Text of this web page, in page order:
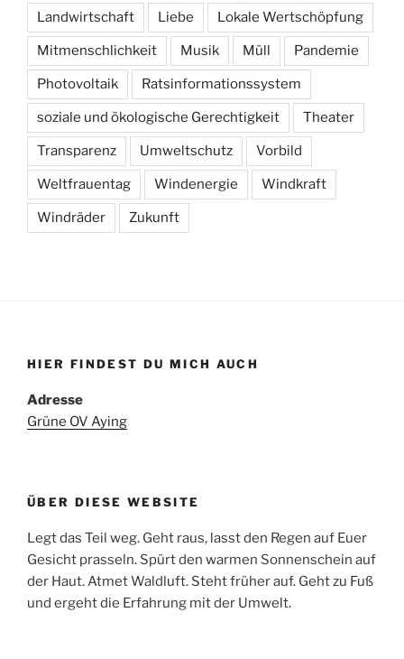
Landwirtschaft Liebe Lokale Wertschöpfung
Mitmenschlichkeit Musik Müll Pandemie
Photovoltaik Ratsinformationssystem
soziale und ökologische Gerechtigkeit Theater
Transparenz Umweltschutz Vorbild
Weltfrauentag Windenergie Windkraft
Windräder Zukunft
HIER FINDEST DU MICH AUCH
Adresse
Grüne OV Aying
ÜBER DIESE WEBSITE
Legt das Teil weg. Geht raus, lasst den Regen auf Euer
Gesicht prasseln. Spürt den warmen Sonnenschein auf
der Haut. Atmet Waldluft. Steht früher auf. Geht zu Fuß
und ergeht die Erfahrung mit der Umwelt.